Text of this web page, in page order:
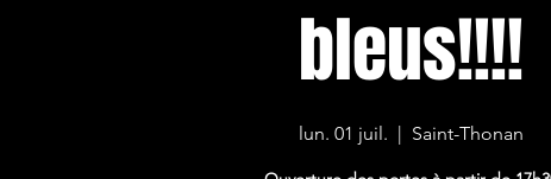
bleus!!!!
lun. 01 juil.
  |
Saint-Thonan